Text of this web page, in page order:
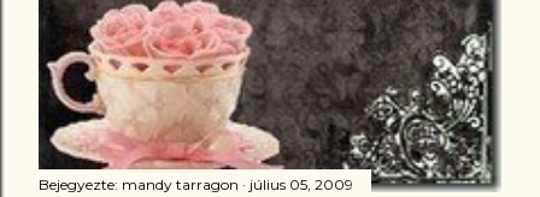
Bejegyezte: mandy tarragon július 05, 2009